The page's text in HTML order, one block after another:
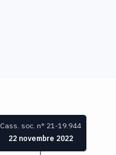
Cass. soc. n° 21-19.944
22 novembre 2022